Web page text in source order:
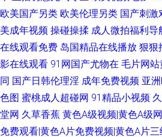
欧美国产另类 欧美伦理另类 国产刺激
美成年视频 操碰操揉 成人微拍福利导
在线观看免费 岛国精品在线播放 狠狠
影在线观看 91网国产尤物在 毛片网站
同 国产日韩伦理淫 成年免费视频 亚
色图 蜜桃成人超碰网 91精品小视频
堂网 久草香蕉 黄色A级视频|黄色A级
免费观看|黄色A片免费视频|黄色A片